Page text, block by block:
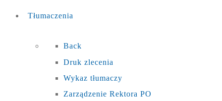
Tłumaczenia
Back
Druk zlecenia
Wykaz tłumaczy
Zarządzenie Rektora PO